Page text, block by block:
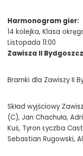
Harmonogram gier:
14 kolejka, Klasa
Listopada 11:00
Zawisza II
Bramki dla Zawiszy II
Skład wyjściowy
(C), Jan Chachuła,
Kuś, Tyron Łyczba
Sebastian Rugowski,